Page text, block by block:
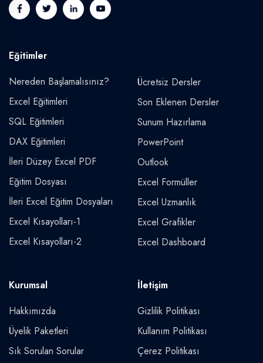
Eğitimler
Nereden Başlamalısınız?
Excel Eğitimleri
SQL Eğitimleri
DAX Eğitimleri
İleri Düzey Excel PDF
Eğitim Dosyası
İleri Excel Eğitim Dosyaları
Excel Kısayolları-1
Excel Kısayolları-2
Ücretsiz Dersler
Son Eklenen Dersler
Sunum Hazırlama
PowerPoint
Outlook
Excel Formüller
Excel Uzmanlık
Excel Grafikler
Excel Dashboard
Kurumsal
Hakkımızda
Üyelik Paketleri
Sık Sorulan Sorular
İletişim
Gizlilik Politikası
Kullanım Politikası
Çerez Politikası